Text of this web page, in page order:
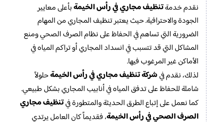
نقدم خدمةتنظيف مجاري في رأس الخيمةبأعلى معايير
الجودة والاحترافية. حيث يعتبر تنظيف المجاري من المهام
الضرورية التي تساهم في الحفاظ على نظام الصرف الصحي ومنع
المشاكل التي قد تتسبب في انسداد المجاري أو تراكم المياه في
الأماكن غير المرغوب فيها.
لذلك، نقدم فيشركة تنظيف مجاري في رأس الخيمةحلولاً
شاملة للحفاظ على تدفق المياه في أنابيب المجاري بشكل طبيعي.
كما نعمل على إتباع الطرق الحديثة والمتطورة فيتنظيف مجاري
الصرف الصحي في رأس الخيمة، فقديماً كان العامل يرتدي